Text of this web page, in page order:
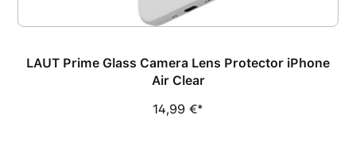
LAUT Prime Glass Camera Lens Protector iPhone
Air Clear
14,99 €*